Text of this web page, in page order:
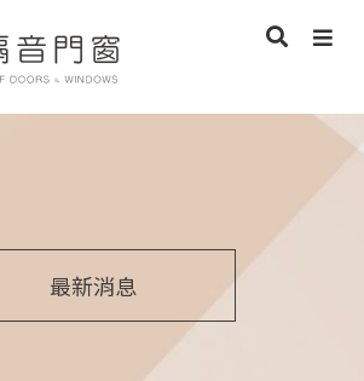
最新消息